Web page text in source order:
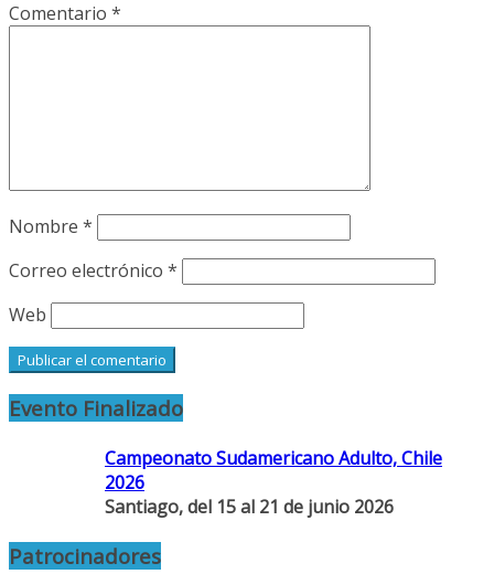
Comentario *
Nombre *
Correo electrónico *
Web
Evento Finalizado
Campeonato Sudamericano Adulto, Chile
2026
Santiago, del 15 al 21 de junio 2026
Patrocinadores